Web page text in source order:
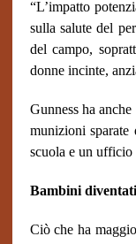
“L’impatto
sulla salute del
del campo,
donne incinte,
Gunness ha
munizioni sparate
scuola e un
Bambini
Ciò che ha